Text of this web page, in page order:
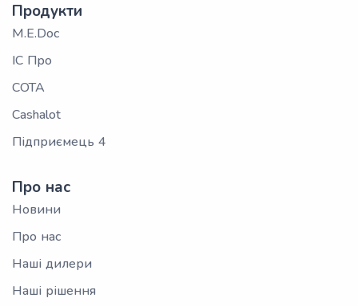
Продукти
M.E.Doc
ІС Про
СОТА
Cashalot
Підприємець 4
Про нас
Новини
Про нас
Наші дилери
Наші рішення